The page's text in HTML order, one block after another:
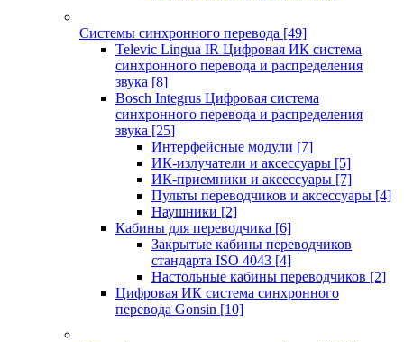
Системы синхронного перевода [49]
Televic Lingua IR Цифровая ИК система
синхронного перевода и распределения
звука [8]
Bosch Integrus Цифровая система
синхронного перевода и распределения
звука [25]
Интерфейсные модули [7]
ИК-излучатели и аксессуары [5]
ИК-приемники и аксессуары [7]
Пульты переводчиков и аксессуары [4]
Наушники [2]
Кабины для переводчика [6]
Закрытые кабины переводчиков
стандарта ISO 4043 [4]
Настольные кабины переводчиков [2]
Цифровая ИК система синхронного
перевода Gonsin [10]